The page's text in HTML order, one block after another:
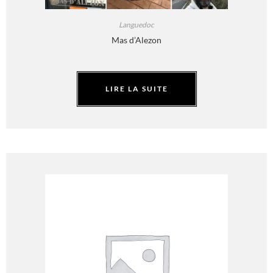
Languedoc
Mas d’Alezon
LIRE LA SUITE